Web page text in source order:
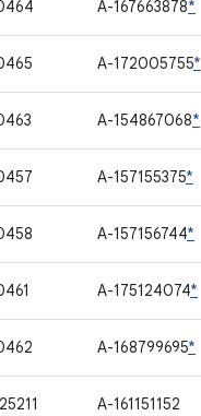
A-167663878*
A-172005755*
A-154867068*
A-157155375*
A-157156744*
A-175124074*
A-168799695*
A-161151152